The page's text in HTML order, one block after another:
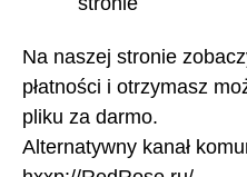
Na naszej stronie
płatności i otrzymasz
pliku za darmo.
Alternatywny kanał